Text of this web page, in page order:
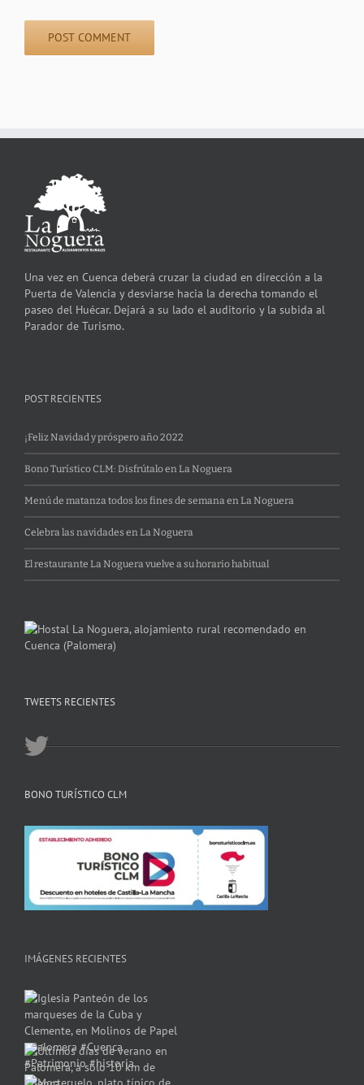
Una vez en Cuenca deberá cruzar la ciudad en dirección a la
Puerta de Valencia y desviarse hacia la derecha tomando el
paseo del Huécar. Dejará a su lado el auditorio y la subida al
Parador de Turismo.
POST RECIENTES
¡Feliz Navidad y próspero año 2022
Bono Turístico CLM: Disfrútalo en La Noguera
Menú de matanza todos los fines de semana en La Noguera
Celebra las navidades en La Noguera
El restaurante La Noguera vuelve a su horario habitual
TWEETS RECIENTES
BONO TURÍSTICO CLM
IMÁGENES RECIENTES